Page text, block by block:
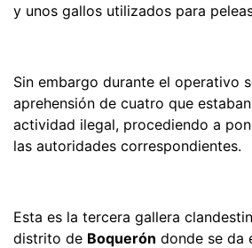
y unos gallos utilizados para
Sin embargo durante el operativo
aprehensión de cuatro que
actividad ilegal, procediendo a
las autoridades correspondientes.
Esta es la tercera gallera
distrito de Boquerón donde se da